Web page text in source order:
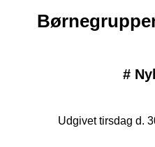
#
Udgivet tirsdag d.